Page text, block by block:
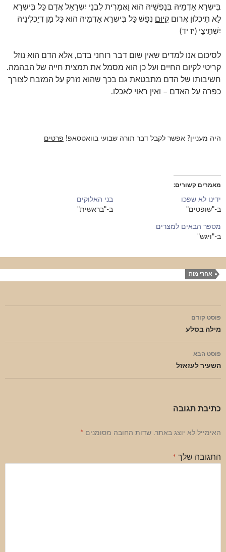
בִּישְרָא אַדְמֵיהּ בְּנַפְשֵׁיהּ הוּא וַאֲמָרִית לִבְנֵי יִשְרָאֵל אֲדַם כָּל בִּישְרָא
לָא תֵיכְלוּן אֲרוּם קִיוּם נְפַשׁ כָּל בִּישְרָא אַדְמֵיהּ הוּא כָּל מַן דְיֵכְלִינֵיהּ
יִשְׁתֵּיצֵי (יז יד)
לסיכום אנו למדים שאין שום דבר רוחני בדם, אלא הדם הוא נוזל
קריטי לקיום החיים ועל כן הוא מסמל את תמצית חייה של הבהמה.
חשיבותו של הדם מתבטאת גם בכך שהוא נזרק על המזבח לצורך
כפרה על האדם – ואין ראוי לאכלו.
היה מעניין? אפשר לקבל דבר תורה שבועי בוואטסאפ! פרטים
מאמרים קשורים
ידינו לא שפכו
ב-"שופטים"
בני האלוקים
ב-"בראשית"
מספר הבאים למצרים
ב-"ויגש"
אחרי מות
ניווט
בפוסטים
פוסט קודם
מילה בסלע
פוסט הבא
השעיר לעזאזל
כתיבת תגובה
האימייל לא יוצג באתר. שדות החובה מסומנים *
התגובה שלך *